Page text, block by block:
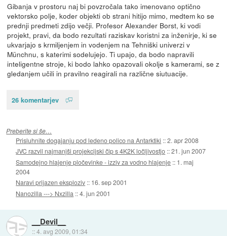
Gibanja v prostoru naj bi povzročala tako imenovano optično
vektorsko polje, koder objekti ob strani hitijo mimo, medtem ko se
prednji predmeti zdijo večji. Profesor Alexander Borst, ki vodi
projekt, pravi, da bodo rezultati raziskav koristni za inženirje, ki se
ukvarjajo s krmiljenjem in vodenjem na Tehniški univerzi v
Münchnu, s katerimi sodelujejo. Ti upajo, da bodo napravili
inteligentne stroje, ki bodo lahko opazovali okolje s kamerami, se z
gledanjem učili in pravilno reagirali na različne siutuacije.
26 komentarjev
Preberite si še…
Prisluhnite dogajanju pod ledeno polico na Antarktiki ::2. apr 2008
JVC razvil najmanjši projekcijski čip s 4K2K ločljivostjo ::21. jun 2007
Samodejno hlajenje pločevinke - izziv za vodno hlajenje :: 1. maj
2004
Naravi prijazen eksploziv :: 16. sep 2001
Nanozilla ---> Nxzilla ::4. jun 2001
__Devil__
::4. avg 2009, 01:34